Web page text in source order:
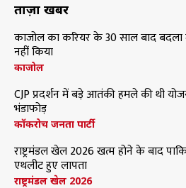
ताज़ा खबरें
काजोल का करियर के 30 साल बाद
नहीं किया
काजोल
CJP प्रदर्शन में बड़े आतंकी हमले की थी
भंडाफोड़
कॉकरोच जनता पार्टी
राष्ट्रमंडल खेल 2026 खत्म होने के बाद
एथलीट हुए लापता
राष्ट्रमंडल खेल 2026